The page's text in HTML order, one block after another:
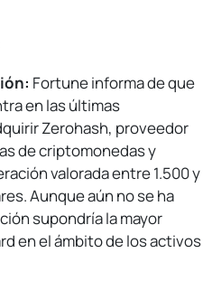
Fortune informa de que
en las últimas
Zerohash, proveedor
de criptomonedas y
valorada entre 1.500 y
Aunque aún no se ha
supondría la mayor
en el ámbito de los activos